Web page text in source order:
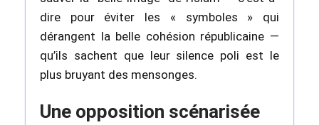
dire pour éviter les « symboles » qui
dérangent la belle cohésion républicaine —
qu’ils sachent que leur silence poli est le
plus bruyant des mensonges.
Une opposition scénarisée